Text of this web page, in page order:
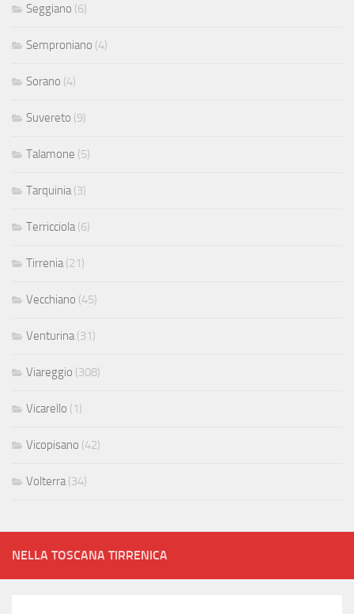
Seggiano (6)
Semproniano (4)
Sorano (4)
Suvereto (9)
Talamone (5)
Tarquinia (3)
Terricciola (6)
Tirrenia (21)
Vecchiano (45)
Venturina (31)
Viareggio (308)
Vicarello (1)
Vicopisano (42)
Volterra (34)
NELLA TOSCANA TIRRENICA